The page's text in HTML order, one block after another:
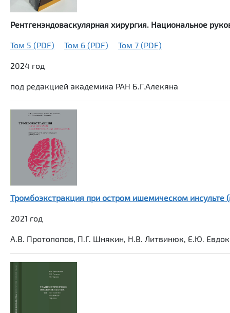
Рентгенэндоваскулярная хирургия. Национальное
Том 5 (PDF) Том 6 (PDF) Том 7 (PDF)
2024 год
под редакцией академика РАН Б.Г.Алекяна
Тромбоэкстракция при остром ишемическом инсульте
2021 год
А.В. Протопопов, П.Г. Шнякин, Н.В. Литвинюк, Е.Ю.